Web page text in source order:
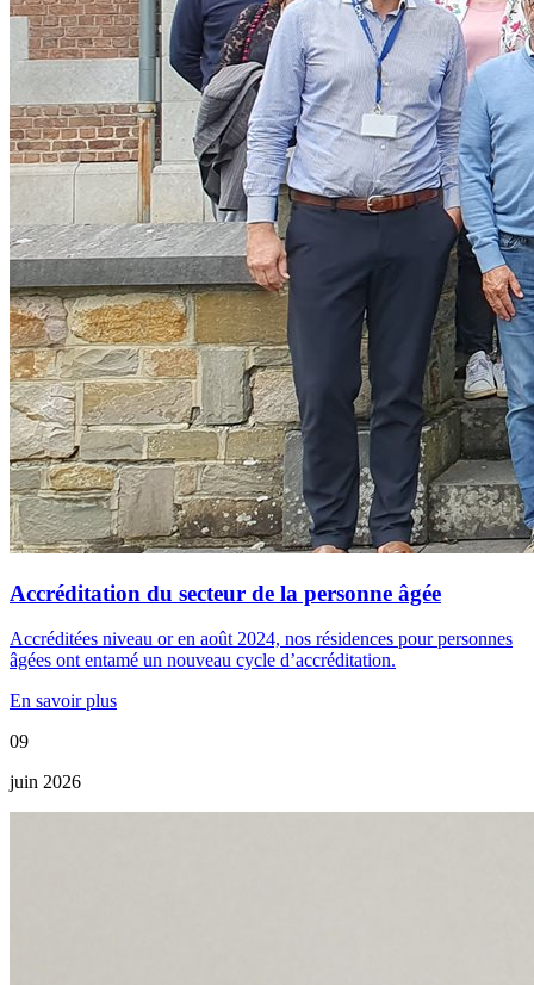
Accréditation du secteur de la personne âgée
Accréditées niveau or en août 2024, nos résidences pour personnes
âgées ont entamé un nouveau cycle d’accréditation.
En savoir plus
09
juin 2026